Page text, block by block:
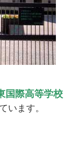
国際高等学校
います。